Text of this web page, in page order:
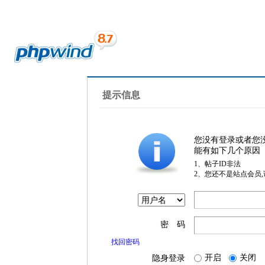
提示信息
您没有登录或者您
能有如下几个原因
1、帖子ID非法
2、您还不是站点会员
密 码
找回密码
隐身登录 开启 关闭